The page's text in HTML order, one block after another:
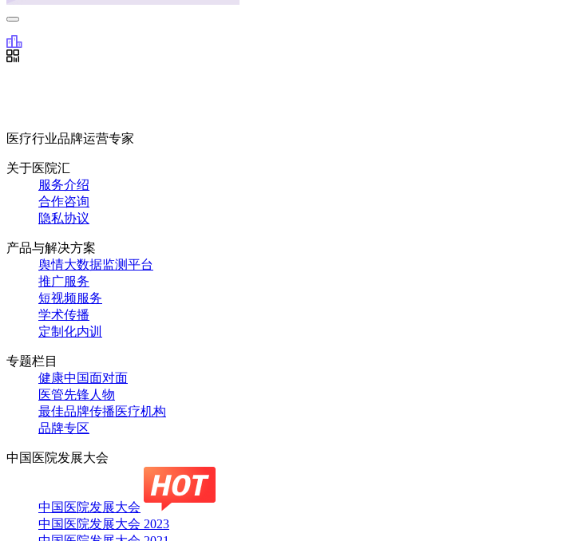
医疗行业品牌运营专家
关于医院汇
服务介绍
合作咨询
隐私协议
产品与解决方案
舆情大数据监测平台
推广服务
短视频服务
学术传播
定制化内训
专题栏目
健康中国面对面
医管先锋人物
最佳品牌传播医疗机构
品牌专区
中国医院发展大会
中国医院发展大会
中国医院发展大会 2023